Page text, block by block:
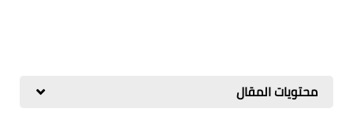
محتويات المقال